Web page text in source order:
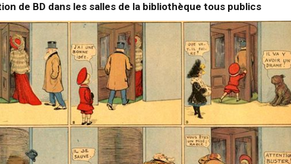
de BD dans les salles de la bibliothèque tous publics